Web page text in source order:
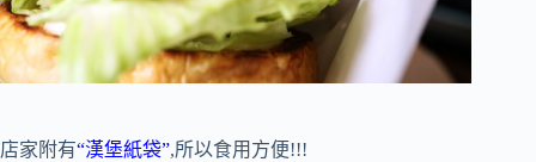
店家附有“漢堡紙袋”,所以食用方便!!!